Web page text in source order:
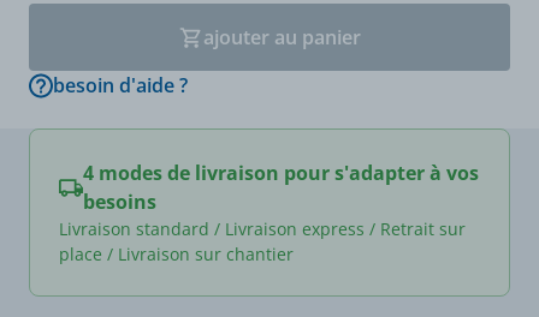
ajouter au panier
besoin d'aide ?
4 modes de livraison pour s'adapter à vos
besoins
Livraison standard / Livraison express / Retrait sur
place / Livraison sur chantier